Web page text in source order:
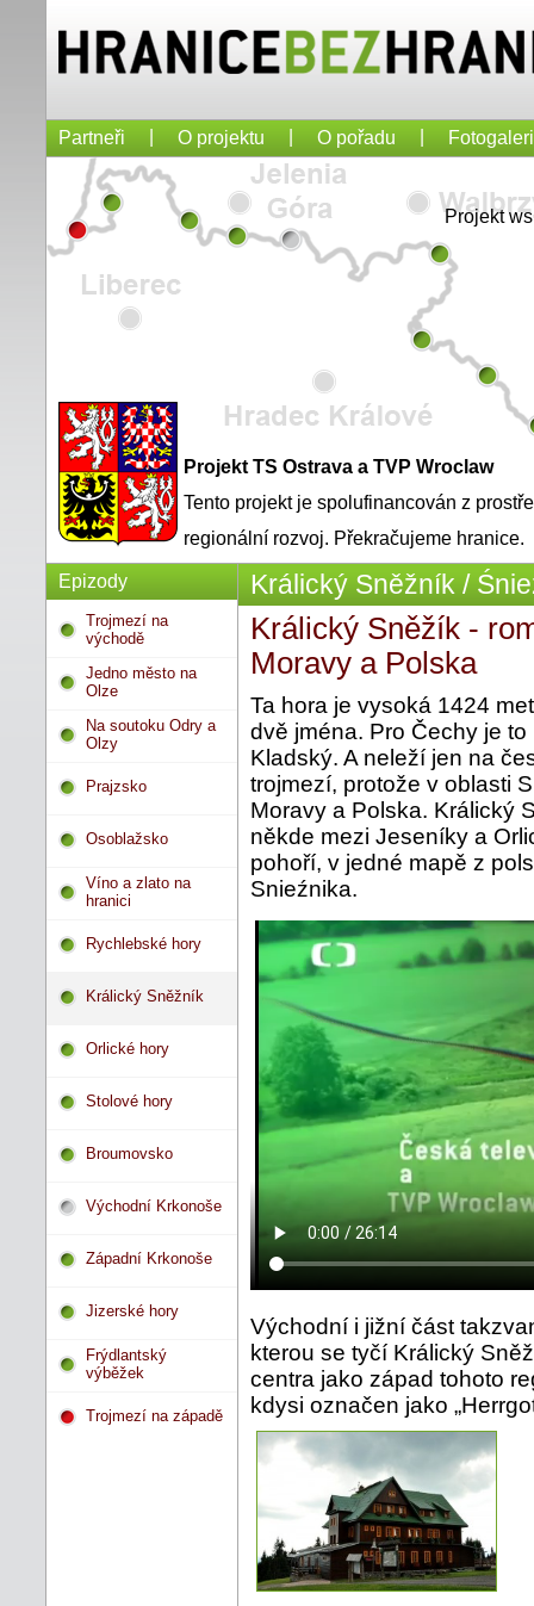
Partneři O projektu O pořadu
Projekt
Projekt TS Ostrava a TVP Wroclaw
Tento projekt je spolufinancován z
regionální rozvoj. Překračujeme hranice.
Epizody
Trojmezí na
východě
Jedno město na
Olze
Na soutoku Odry a
Olzy
Prajzsko
Osoblažsko
Víno a zlato na
hranici
Rychlebské hory
Králický Sněžník
Orlické hory
Stolové hory
Broumovsko
Východní Krkonoše
Západní Krkonoše
Jizerské hory
Frýdlantský
výběžek
Trojmezí na západě
Králický Sněžník /
Králický Sněžík -
Moravy a Polska
Ta hora je vysoká 1424
dvě jména. Pro Čechy je
Kladský. A neleží jen na
trojmezí, protože v oblasti
Moravy a Polska. Králický
někde mezi Jeseníky a
pohoří, v jedné mapě z
Snieźnika.
Východní i jižní část
kterou se tyčí Králický
centra jako západ tohoto
kdysi označen jako